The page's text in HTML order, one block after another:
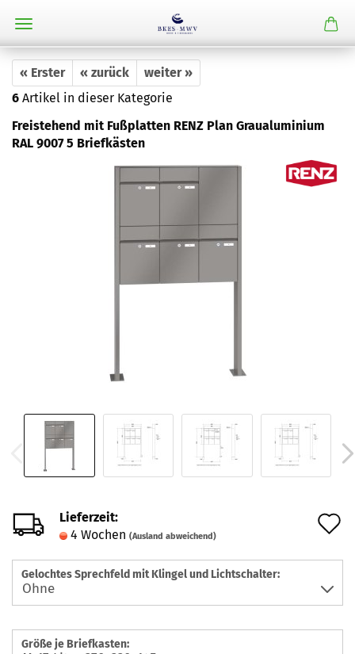
« Erster « zurück
weiter »
6 Artikel in dieser Kategorie
Freistehend mit Fußplatten RENZ Plan Graualuminium
RAL 9007 5 Briefkästen
Lieferzeit:
4 Wochen (Ausland abweichend)
Gelochtes Sprechfeld mit Klingel und Lichtschalter:
Größe je Briefkasten: